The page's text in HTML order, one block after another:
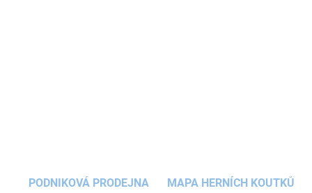
PODNIKOVÁ PRODEJNA MAPA HERNÍCH KOUTKŮ